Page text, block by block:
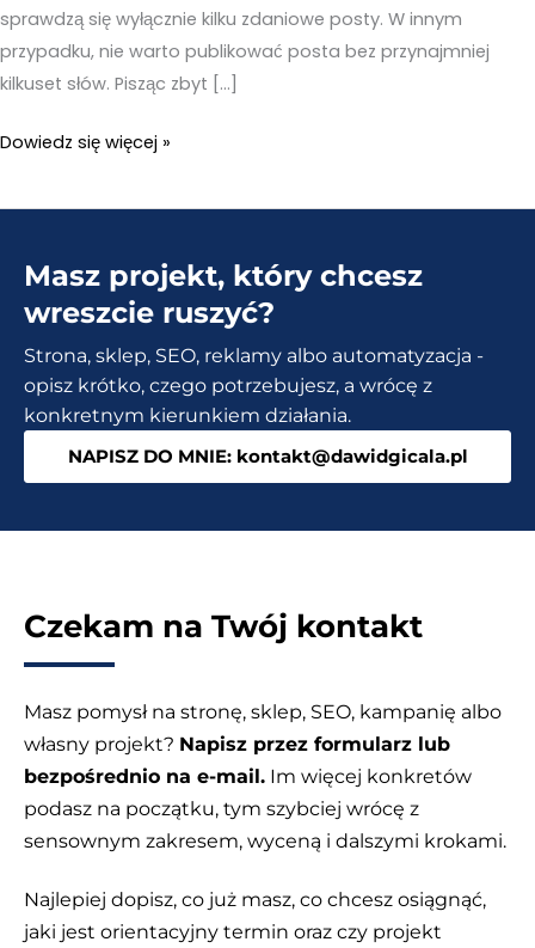
sprawdzą się wyłącznie kilku zdaniowe posty. W innym
przypadku, nie warto publikować posta bez przynajmniej
kilkuset słów. Pisząc zbyt […]
Długość
znaczenie.
długość
postów
Social
Mediach
(FB,
Blog)
Dowiedz się więcej »
Masz projekt, który chcesz
wreszcie ruszyć?
Strona, sklep, SEO, reklamy albo automatyzacja -
opisz krótko, czego potrzebujesz, a wrócę z
konkretnym kierunkiem działania.
NAPISZ DO MNIE: kontakt@dawidgicala.pl
Czekam na Twój kontakt
Masz pomysł na stronę, sklep, SEO, kampanię albo
własny projekt? Napisz przez formularz lub
bezpośrednio na e-mail. Im więcej konkretów
podasz na początku, tym szybciej wrócę z
sensownym zakresem, wyceną i dalszymi krokami.
Najlepiej dopisz, co już masz, co chcesz osiągnąć,
jaki jest orientacyjny termin oraz czy projekt